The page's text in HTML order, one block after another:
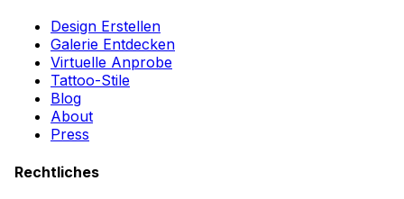
Design Erstellen
Galerie Entdecken
Virtuelle Anprobe
Tattoo-Stile
Blog
About
Press
Rechtliches